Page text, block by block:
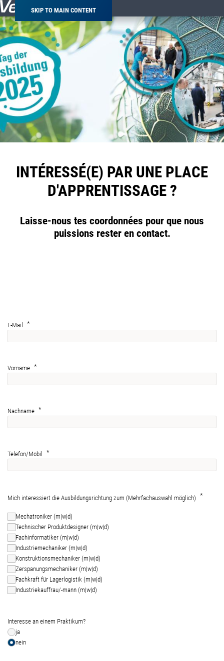
SKIP TO MAIN CONTENT
INTÉRESSÉ(E) PAR UNE PLACE
D'APPRENTISSAGE ?
Laisse-nous tes coordonnées pour que nous
puissions rester en contact.
E-Mail
Vorname
Nachname
Telefon/Mobil
Mich interessiert die Ausbildungsrichtung zum (Mehrfachauswahl möglich)
Mechatroniker (m|w|d)
Technischer Produktdesigner (m|w|d)
Fachinformatiker (m|w|d)
Industriemechaniker (m|w|d)
Konstruktionsmechaniker (m|w|d)
Zerspanungsmechaniker (m|w|d)
Fachkraft für Lagerlogistik (m|w|d)
Industriekauffrau/-mann (m|w|d)
Interesse an einem Praktikum?
ja
nein